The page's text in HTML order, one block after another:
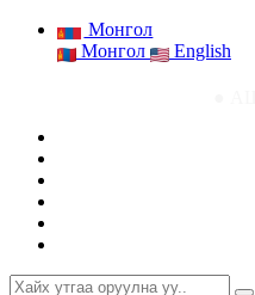
Монгол
Монгол
English